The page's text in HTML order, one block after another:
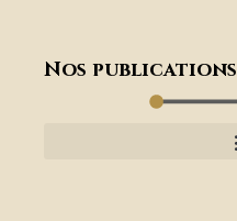
Nos publications